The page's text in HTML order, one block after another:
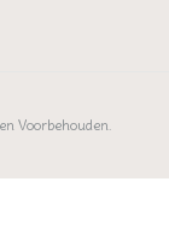
Voorbehouden.